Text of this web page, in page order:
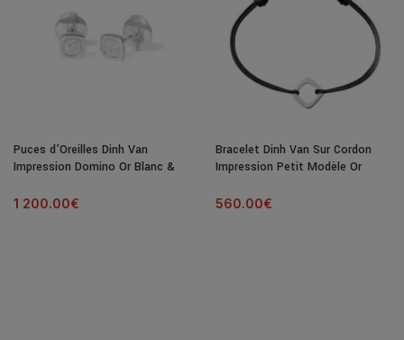
Puces d’Oreilles Dinh Van
Impression Domino Or Blanc &
1 200.00€
Bracelet Dinh Van Sur Cordon
Impression Petit Modèle Or
560.00€